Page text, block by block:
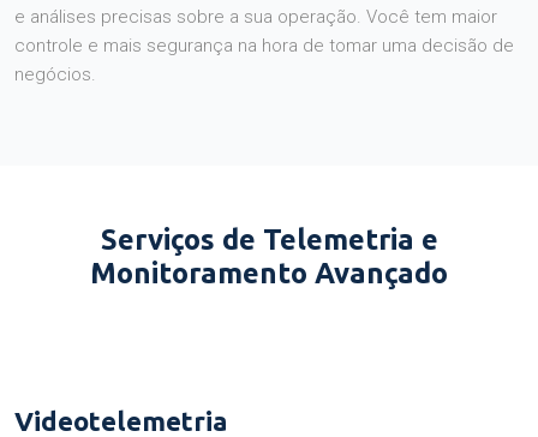
e análises precisas sobre a sua operação. Você tem maior
controle e mais segurança na hora de tomar uma decisão de
negócios.
Serviços de Telemetria e
Monitoramento Avançado
Videotelemetria